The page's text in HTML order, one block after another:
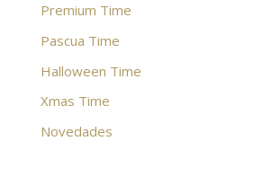
Premium Time
Pascua Time
Halloween Time
Xmas Time
Novedades